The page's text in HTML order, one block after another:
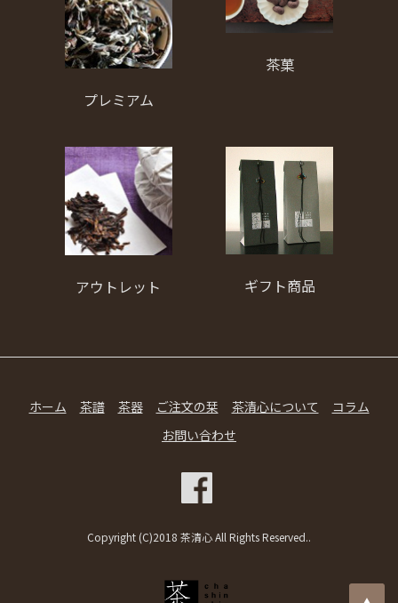
プレミアム
茶菓
アウトレット ギフト商品
ホーム 茶譜 茶器 ご注文の栞 茶清心について
コラム
お問い合わせ
Copyright (C)2018 茶清心 All Rights Reserved..